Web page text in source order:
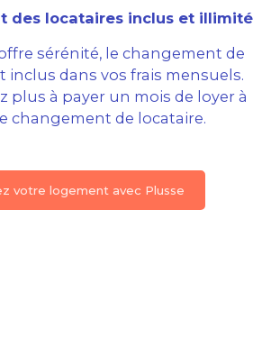
des locataires inclus et illimité
sérénité, le changement de
inclus dans vos frais mensuels.
plus à payer un mois de loyer à
changement de locataire.
votre logement avec Plusse